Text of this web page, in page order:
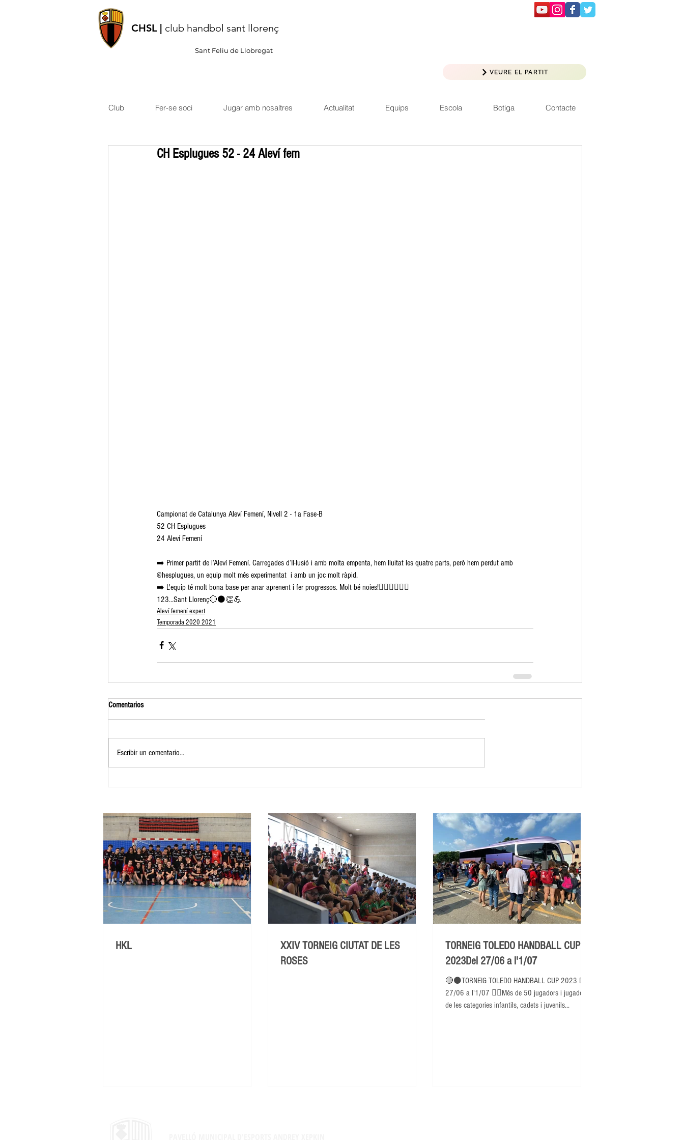
CHSL | club handbol sant llorenç
Sant Feliu de Llobregat
VEURE EL PARTIT
Club Fer-se soci Jugar amb nosaltres Actualitat Equips Escola Botiga Contacte
CH Esplugues 52 - 24 Aleví fem
Campionat de Catalunya Aleví Femení, Nivell 2 - 1a Fase-B
52 CH Esplugues
24 Aleví Femení
➡️ Primer partit de l’Aleví Femení. Carregades d’Il·lusió i amb molta empenta, hem lluitat les quatre parts, però hem perdut amb
@hesplugues, un equip molt més experimentat  i amb un joc molt ràpid.
➡️ L'equip té molt bona base per anar aprenent i fer progressos. Molt bé noies!🤾‍♀️🤾‍♀️🤾‍♀️
123...Sant Llorenç🔴⚫👏💪
Aleví femení expert
Temporada 2020 2021
Comentarios
Escribir un comentario...
HKL
XXIV TORNEIG CIUTAT DE LES
ROSES
TORNEIG TOLEDO HANDBALL CUP
2023Del 27/06 a l'1/07
🔴⚫TORNEIG TOLEDO HANDBALL CUP 2023 Del
27/06 a l'1/07 👉🏽Més de 50 jugadors i jugadores
de les categories infantils, cadets i juvenils...